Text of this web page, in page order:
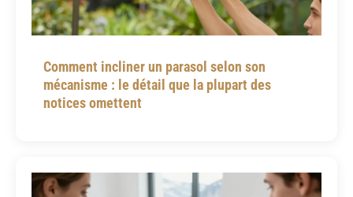
Comment incliner un parasol selon son
mécanisme : le détail que la plupart des
notices omettent